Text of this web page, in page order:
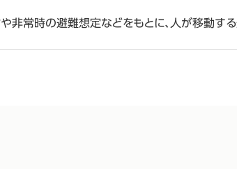
非常時の避難想定などをもとに、人が移動す